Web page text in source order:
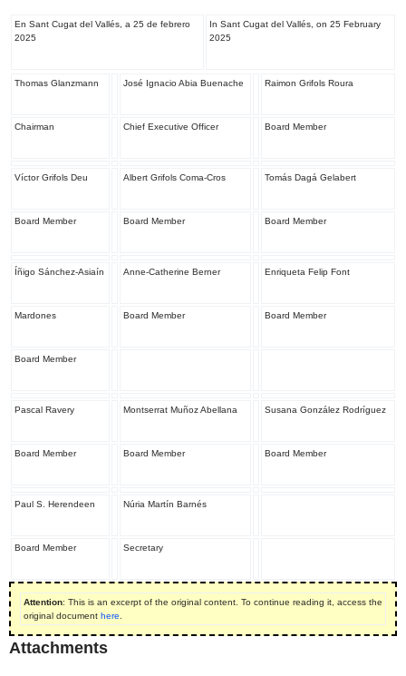
En Sant Cugat del Vallés, a 25 de febrero
2025
In Sant Cugat del Vallés, on 25 February
2025
Thomas Glanzmann José Ignacio Abia Buenache Raimon Grifols Roura
Chairman Chief Executive Officer Board Member
Víctor Grifols Deu Albert Grifols Coma-Cros Tomás Dagá Gelabert
Board Member Board Member Board Member
Íñigo Sánchez-Asiaín Anne-Catherine Berner Enriqueta Felip Font
Mardones Board Member Board Member
Board Member
Pascal Ravery Montserrat Muñoz Abellana Susana González Rodríguez
Board Member Board Member Board Member
Paul S. Herendeen Núria Martín Barnés
Board Member Secretary
Attention: This is an excerpt of the original content. To continue reading it, access the
original document here
Attachments